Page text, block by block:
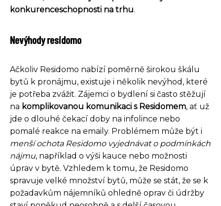
konkurenceschopnosti na trhu.
Nevýhody residomo
Ačkoliv Residomo nabízí poměrně širokou škálu
bytů k pronájmu, existuje i několik nevýhod, které
je potřeba zvážit. Zájemci o bydlení si často stěžují
na komplikovanou komunikaci s Residomem, ať už
jde o dlouhé čekací doby na infolince nebo
pomalé reakce na emaily. Problémem může být i
menší ochota Residomo vyjednávat o podmínkách
nájmu, například o výši kauce nebo možnosti
úprav v bytě. Vzhledem k tomu, že Residomo
spravuje velké množství bytů, může se stát, že se k
požadavkům nájemníků ohledně oprav či údržby